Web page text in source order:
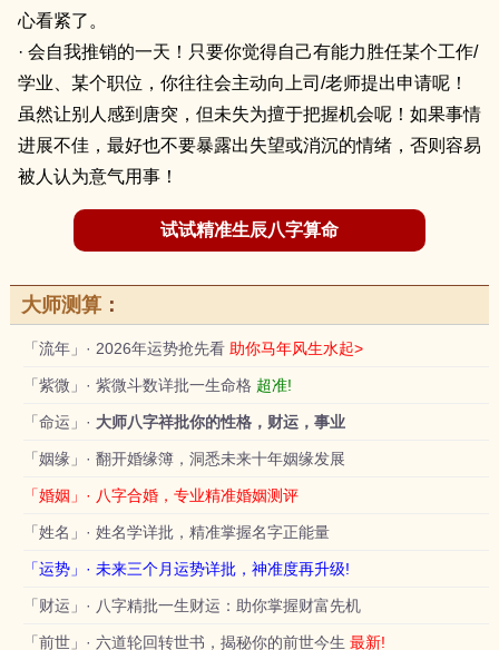
心看紧了。
· 会自我推销的一天！只要你觉得自己有能力胜任某个工作/
学业、某个职位，你往往会主动向上司/老师提出申请呢！
虽然让别人感到唐突，但未失为擅于把握机会呢！如果事情
进展不佳，最好也不要暴露出失望或消沉的情绪，否则容易
被人认为意气用事！
试试精准生辰八字算命
大师测算：
「流年」· 2026年运势抢先看 助你马年风生水起>
「紫微」· 紫微斗数详批一生命格 超准!
「命运」· 大师八字祥批你的性格，财运，事业
「姻缘」· 翻开婚缘簿，洞悉未来十年姻缘发展
「婚姻」· 八字合婚，专业精准婚姻测评
「姓名」· 姓名学详批，精准掌握名字正能量
「运势」· 未来三个月运势详批，神准度再升级!
「财运」· 八字精批一生财运：助你掌握财富先机
「前世」· 六道轮回转世书，揭秘你的前世今生 最新!